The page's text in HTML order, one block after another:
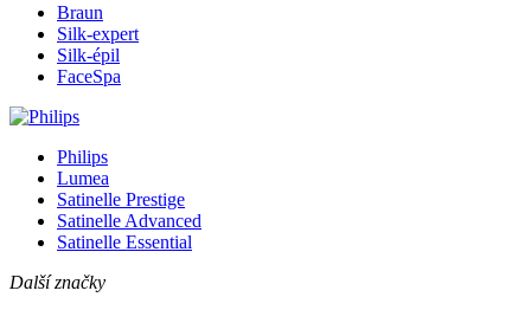
Braun
Silk-expert
Silk-épil
FaceSpa
Philips
Lumea
Satinelle Prestige
Satinelle Advanced
Satinelle Essential
Další značky